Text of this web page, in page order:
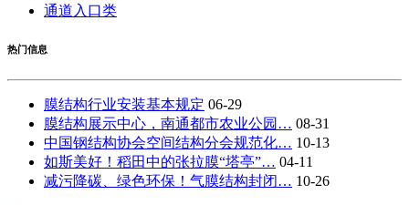
通道入口类
热门信息
膜结构行业安装基本规定 06-29
膜结构展示中心，南通都市农业公园… 08-31
中国钢结构协会空间结构分会规范化… 10-13
如斯美好！稻田中的张拉膜“塔亭”… 04-11
减污降碳、绿色环保！气膜结构封闭… 10-26